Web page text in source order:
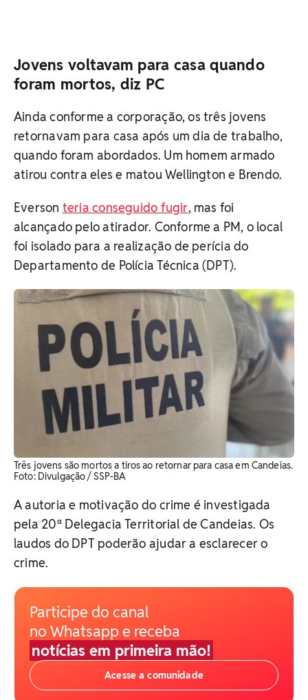
Jovens voltavam para casa quando
foram mortos, diz PC
Ainda conforme a corporação, os três jovens
retornavam para casa após um dia de trabalho,
quando foram abordados. Um homem armado
atirou contra eles e matou Wellington e Brendo.
Everson teria conseguido fugir, mas foi
alcançado pelo atirador. Conforme a PM, o local
foi isolado para a realização de perícia do
Departamento de Polícia Técnica (DPT).
Três jovens são mortos a tiros ao retornar para casa em Candeias.
Foto: Divulgação / SSP-BA
A autoria e motivação do crime é investigada
pela 20ª Delegacia Territorial de Candeias. Os
laudos do DPT poderão ajudar a esclarecer o
crime.
Participe do canal
no Whatsapp e receba
notícias em primeira mão!
Acesse a comunidade